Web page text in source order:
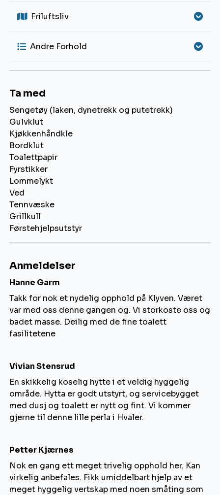
Friluftsliv
Andre Forhold
Ta med
Sengetøy (laken, dynetrekk og putetrekk)
Gulvklut
Kjøkkenhåndkle
Bordklut
Toalettpapir
Fyrstikker
Lommelykt
Ved
Tennvæske
Grillkull
Førstehjelpsutstyr
Anmeldelser
Hanne Garm
Takk for nok et nydelig opphold på Klyven. Været
var med oss denne gangen og. Vi storkoste oss og
badet masse. Deilig med de fine toalett
fasilitetene
Vivian Stensrud
En skikkelig koselig hytte i et veldig hyggelig
område. Hytta er godt utstyrt, og servicebygget
med dusj og toalett er nytt og fint. Vi kommer
gjerne til denne lille perla i Hvaler.
Petter Kjærnes
Nok en gang ett meget trivelig opphold her. Kan
virkelig anbefales. Fikk umiddelbart hjelp av et
meget hyggelig vertskap med noen småting som